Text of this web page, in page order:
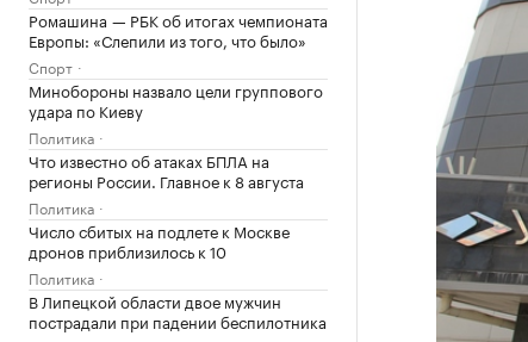
Ромашина — РБК об итогах чемпионата
Европы: «Слепили из того, что было»
Спорт
Минобороны назвало цели группового
удара по Киеву
Политика
Что известно об атаках БПЛА на
регионы России. Главное к 8 августа
Политика
Число сбитых на подлете к Москве
дронов приблизилось к 10
Политика
В Липецкой области двое мужчин
пострадали при падении беспилотника